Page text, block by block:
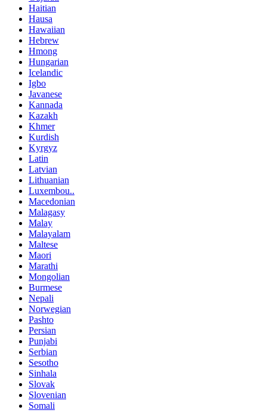
Haitian
Hausa
Hawaiian
Hebrew
Hmong
Hungarian
Icelandic
Igbo
Javanese
Kannada
Kazakh
Khmer
Kurdish
Kyrgyz
Latin
Latvian
Lithuanian
Luxembou..
Macedonian
Malagasy
Malay
Malayalam
Maltese
Maori
Marathi
Mongolian
Burmese
Nepali
Norwegian
Pashto
Persian
Punjabi
Serbian
Sesotho
Sinhala
Slovak
Slovenian
Somali